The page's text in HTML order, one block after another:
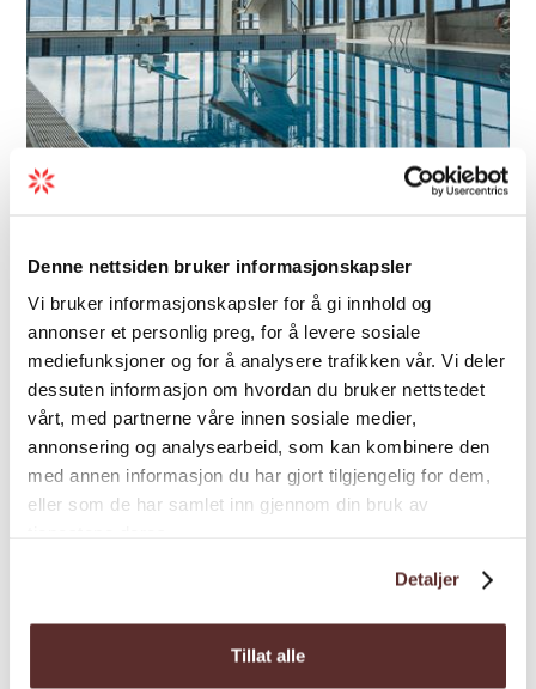
Denne nettsiden bruker informasjonskapsler
Vi bruker informasjonskapsler for å gi innhold og
annonser et personlig preg, for å levere sosiale
mediefunksjoner og for å analysere trafikken vår. Vi deler
dessuten informasjon om hvordan du bruker nettstedet
vårt, med partnerne våre innen sosiale medier,
annonsering og analysearbeid, som kan kombinere den
med annen informasjon du har gjort tilgjengelig for dem,
eller som de har samlet inn gjennom din bruk av
Detaljer
Tillat alle
Hardangerbadet
Das neue Schwimmbad Hardangerbadet liegt
am Fjord im Zentrum von Øystese. Das
prestigevolle Projekt, das im Dezember 2019
fertig gestellt wurde, beinhaltet eine Bade-
und Schwimmanlage, Ärztezentrum,
Trainingscente...